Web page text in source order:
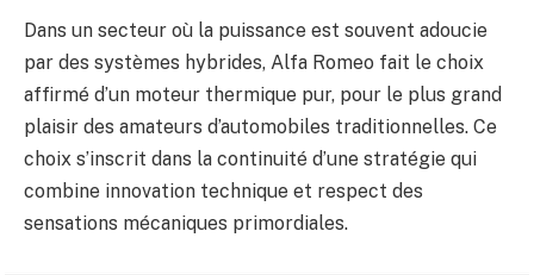
Dans un secteur où la puissance est souvent adoucie
par des systèmes hybrides, Alfa Romeo fait le choix
affirmé d’un moteur thermique pur, pour le plus grand
plaisir des amateurs d’automobiles traditionnelles. Ce
choix s’inscrit dans la continuité d’une stratégie qui
combine innovation technique et respect des
sensations mécaniques primordiales.